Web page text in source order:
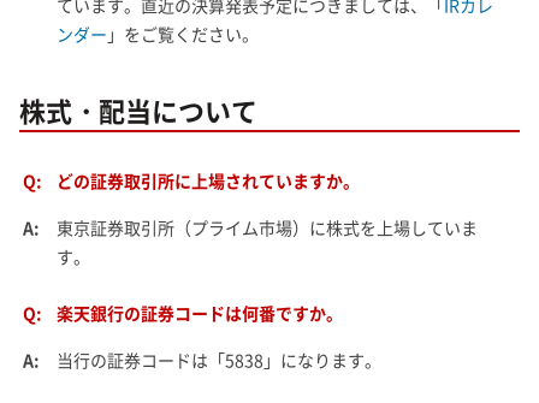
ています。直近の決算発表予定につきましては、「 IRカレ
ンダー 」をご覧ください。
株式・配当について
Q:
どの証券取引所に上場されていますか。
A:
東京証券取引所（プライム市場）に株式を上場していま
す。
Q:
楽天銀行の証券コードは何番ですか。
A:
当行の証券コードは「5838」になります。